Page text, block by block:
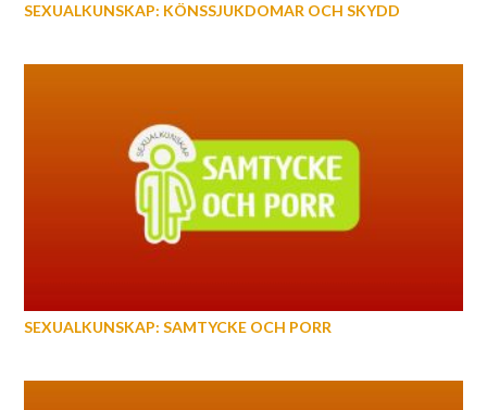
SEXUALKUNSKAP: KÖNSSJUKDOMAR OCH SKYDD
SEXUALKUNSKAP: SAMTYCKE OCH PORR